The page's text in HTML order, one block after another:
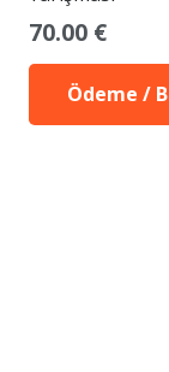
70.00 €
Ödeme /